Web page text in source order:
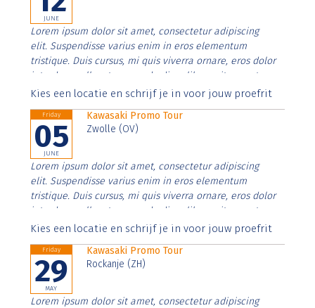
JUNE
Lorem ipsum dolor sit amet, consectetur adipiscing
elit. Suspendisse varius enim in eros elementum
tristique. Duis cursus, mi quis viverra ornare, eros dolor
interdum nulla, ut commodo diam libero vitae erat.
Aenean faucibus nibh et justo cursus id rutrum lorem
Kies een locatie en schrijf je in voor jouw proefrit
Friday
05
JUNE
Kawasaki Promo Tour
Zwolle (OV)
Lorem ipsum dolor sit amet, consectetur adipiscing
elit. Suspendisse varius enim in eros elementum
tristique. Duis cursus, mi quis viverra ornare, eros dolor
interdum nulla, ut commodo diam libero vitae erat.
Aenean faucibus nibh et justo cursus id rutrum lorem
Kies een locatie en schrijf je in voor jouw proefrit
Friday
29
MAY
Kawasaki Promo Tour
Rockanje (ZH)
Lorem ipsum dolor sit amet, consectetur adipiscing